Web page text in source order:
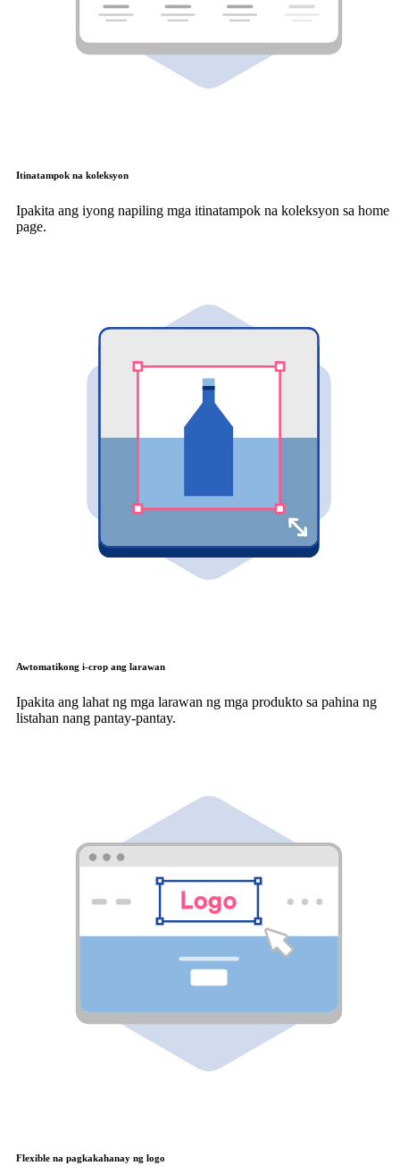
Itinatampok na koleksyon
Ipakita ang iyong napiling mga itinatampok na koleksyon sa home
page.
Awtomatikong i-crop ang larawan
Ipakita ang lahat ng mga larawan ng mga produkto sa pahina ng
listahan nang pantay-pantay.
Flexible na pagkakahanay ng logo